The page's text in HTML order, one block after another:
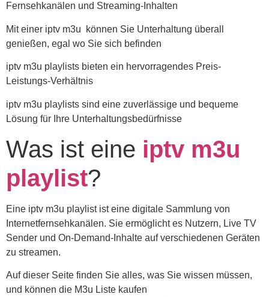
Fernsehkanälen und Streaming-Inhalten
Mit einer iptv m3u können Sie Unterhaltung überall
genießen, egal wo Sie sich befinden
iptv m3u playlists bieten ein hervorragendes Preis-
Leistungs-Verhältnis
iptv m3u playlists sind eine zuverlässige und bequeme
Lösung für Ihre Unterhaltungsbedürfnisse
Was ist eine iptv m3u
playlist?
Eine iptv m3u playlist ist eine digitale Sammlung von
Internetfernsehkanälen. Sie ermöglicht es Nutzern, Live TV
Sender und On-Demand-Inhalte auf verschiedenen Geräten
zu streamen.
Auf dieser Seite finden Sie alles, was Sie wissen müssen,
und können die M3u Liste kaufen